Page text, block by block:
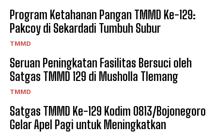
Program Ketahanan Pangan TMMD Ke-129:
Pakcoy di Sekardadi Tumbuh Subur
TMMD
Seruan Peningkatan Fasilitas Bersuci oleh
Satgas TMMD 129 di Musholla Tlemang
TMMD
Satgas TMMD Ke-129 Kodim 0813/Bojonegoro
Gelar Apel Pagi untuk Meningkatkan